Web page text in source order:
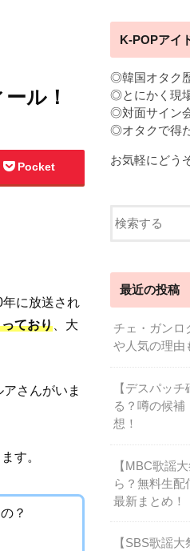
ル！
Pocket
年に放送され
ており 、大
さんがいま
す。
？
K-POPアイ
◎韓国オタク
◎とにかく現
◎対面サイン
◎オタクで得
お気軽にどう
最近の投稿
チェ・ガンロ
や人気の理由
【デスパッ
る？噂の候補
想！
【MBC歌謡
ら？無料生配
最新まとめ！
【SBS歌謡